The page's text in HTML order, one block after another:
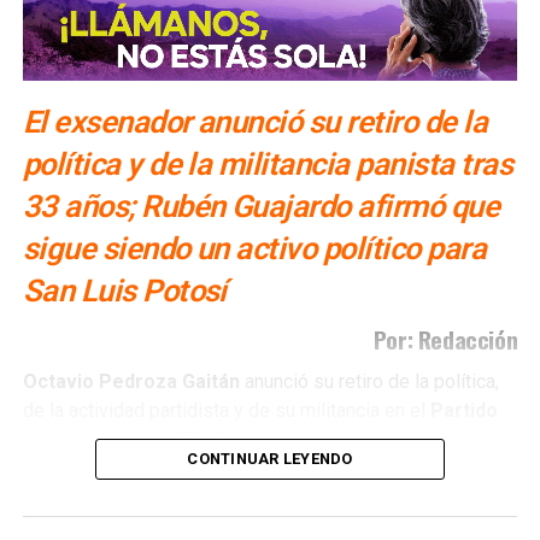
El exsenador anunció su retiro de la
política y de la militancia panista tras
33 años; Rubén Guajardo afirmó que
sigue siendo un activo político para
San Luis Potosí
Por: Redacción
Octavio Pedroza Gaitán anunció su retiro de la política,
Acción Nacional (PAN),donde permaneció durante
. La decisión, dijo, fue resultado de un proceso de
CONTINUAR LEYENDO